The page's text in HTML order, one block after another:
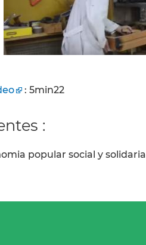
: 5min22
:
popular social y solidaria